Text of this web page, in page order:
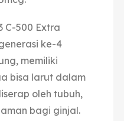
C-500 Extra
ke-4
memiliki
bisa larut dalam
oleh tubuh,
bagi ginjal.